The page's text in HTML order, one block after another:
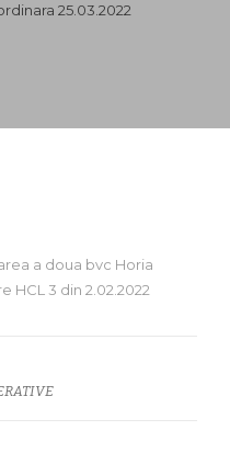
25.03.2022
a doua bvc Horia
HCL 3 din 2.02.2022